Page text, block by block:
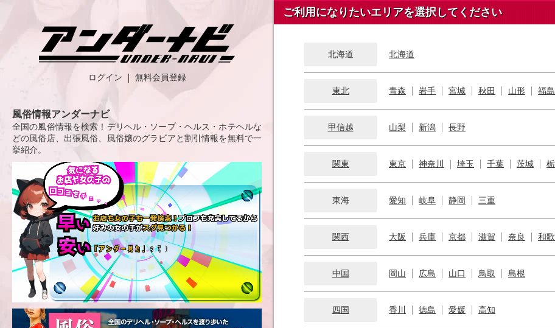
ログイン 無料会員登録
風俗情報アンダーナビ
全国の風俗情報を検索！デリヘル・ソープ・ヘルス・ホテヘルな
どの風俗店、出張風俗、風俗嬢のグラビアと割引情報を無料で一
挙紹介。
ご利用になりたいエリアを選択してください
北海道 北海道
東北 青森 岩手 宮城 秋田 山形 福島
甲信越 山梨 新潟 長野
関東 東京 神奈川 埼玉 千葉 茨城
東海 愛知 岐阜 静岡 三重
関西 大阪 兵庫 京都 滋賀 奈良 和
中国 岡山 広島 山口 鳥取 島根
四国 香川 徳島 愛媛 高知